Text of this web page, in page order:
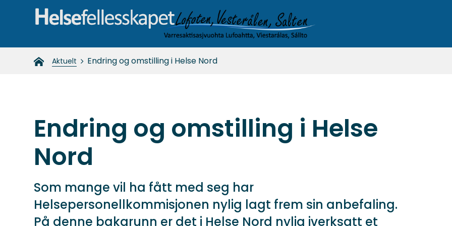
Helsefellesskapet-
Du
Aktuelt Endring og omstilling i Helse Nord
Endring og omstilling i Helse
Nord
Som mange vil ha fått med seg har
Helsepersonellkommisjonen nylig lagt frem sin anbefaling.
På denne bakgrunn er det i Helse Nord nylig iverksatt et